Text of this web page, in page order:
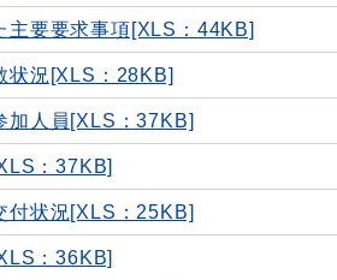
主要要求事項[XLS：44KB]
状況[XLS：28KB]
加人員[XLS：37KB]
：37KB]
付状況[XLS：25KB]
：36KB]